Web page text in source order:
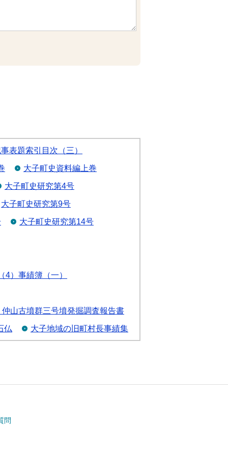
表題索引目次（三）
大子町史資料編上巻
大子町史研究第4号
大子町史研究第9号
大子町史研究第14号
4）事績簿（一）
山古墳群三号墳発掘調査報告書
仏 大子地域の旧町村長事績集
問